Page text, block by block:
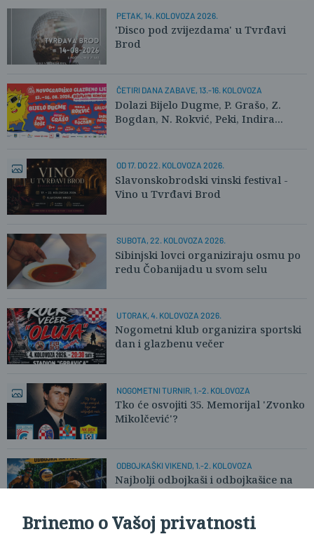
PETAK, 14. KOLOVOZA 2026.
'Disco pod zvijezdama' u Tvrđavi
Brod
ČETIRI DANA ZABAVE, 13.-16. KOLOVOZA
Dolazi Bijelo Dugme, P. Grašo, Z.
Bogdan, N. Rokvić, Peki, Indira...
OD 17. DO 22. KOLOVOZA 2026.
Slavonskobrodski vinski festival -
Vino u Tvrđavi Brod
SUBOTA, 22. KOLOVOZA 2026.
Sibinjski lovci organiziraju osmu po
redu Čobanijadu u svom selu
UTORAK, 4. KOLOVOZA 2026.
Nogometni klub organizira sportski
dan i glazbenu večer
NOGOMETNI TURNIR, 1.-2. KOLOVOZA
Tko će osvojiti 35. Memorijal 'Zvonko
Mikolčević'?
ODBOJKAŠKI VIKEND, 1.-2. KOLOVOZA
Najbolji odbojkaši i odbojkašice na
Brinemo o Vašoj privatnosti